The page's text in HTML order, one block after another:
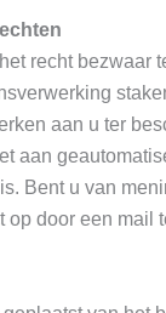
recht bezwaar
aan u ter
aan
Bent u van
op door een mail